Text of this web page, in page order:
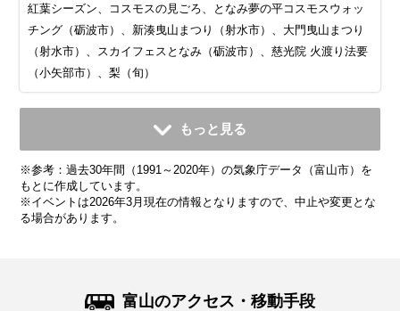
紅葉シーズン、コスモスの見ごろ、となみ夢の平コスモスウォッ
チング（砺波市）、新湊曳山まつり（射水市）、大門曳山まつり
（射水市）、スカイフェスとなみ（砺波市）、慈光院 火渡り法要
（小矢部市）、梨（旬）
11月
平均気温・降水量
11.2℃ 224.8mm
気候・服装
11月の北陸地方は紅葉が見頃を迎え、秋らしい景色が広がる
12月
平均気温・降水量
5.7℃ 281.6mm
気候・服装
12月の北陸地方は冬本番。平均気温は6℃前後で、最低気温
1月
平均気温・降水量
3.0℃ 259.0mm
気候・服装
1月の北陸地方は寒さが厳しい季節です。平均気温は約3℃
2月
平均気温・降水量
3.4℃ 171.7mm
気候・服装
2月の北陸地方は平均気温は5℃程度ですが、雪が多いので防
3月
平均気温・降水量
6.9℃ 164.6mm
気候・服装
3月の北陸地方は冬から春への移り変わりを感じる季節。平
4月
平均気温・降水量
12.3℃ 134.5mm
気候・服装
4月の北陸地方は春本番！桜が咲き誇り、暖かい日が増える
5月
平均気温・降水量
17.5℃ 122.8mm
気候・服装
5月の北陸地方は春から初夏への移り変わりを感じる季節で
6月
平均気温・降水量
21.4℃ 172.6mm
気候・服装
6月の北陸地方は梅雨入りし、雨の日が多くなります。平均
7月
平均気温・降水量
25.5℃ 245.6mm
気候・服装
7月の北陸地方は夏本番！平均気温は25℃〜30℃とかなり暑
もっと見る
※参考：過去30年間（1991～2020年）の気象庁データ（富山市）を
もとに作成しています。
※イベントは2026年3月現在の情報となりますので、中止や変更とな
る場合があります。
富山のアクセス・移動手段